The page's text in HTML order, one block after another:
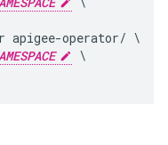
apigee-operator/ \
\